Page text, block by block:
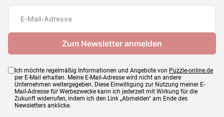
Ich möchte regelmäßig Informationen und Angebote von Puzzle-online.de
per E-Mail erhalten. Meine E-Mail-Adresse wird nicht an andere
Unternehmen weitergegeben. Diese Einwilligung zur Nutzung meiner E-
Mail-Adresse für Werbezwecke kann ich jederzeit mit Wirkung für die
Zukunft widerrufen, indem ich den Link „Abmelden" am Ende des
Newsletters anklicke.